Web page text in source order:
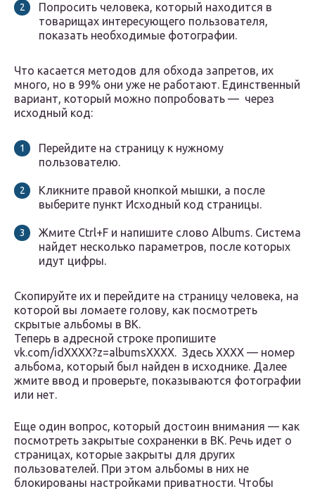
Попросить человека, который находится в
товарищах интересующего пользователя,
показать необходимые фотографии.
Что касается методов для обхода запретов, их
много, но в 99% они уже не работают. Единственный
вариант, который можно попробовать — через
исходный код:
Перейдите на страницу к нужному
пользователю.
Кликните правой кнопкой мышки, а после
выберите пункт Исходный код страницы.
Жмите Ctrl+F и напишите слово Albums. Система
найдет несколько параметров, после которых
идут цифры.
Скопируйте их и перейдите на страницу человека, на
которой вы ломаете голову, как посмотреть
скрытые альбомы в ВК.
Теперь в адресной строке пропишите
vk.com/idXXXX?z=albumsXXXX. Здесь ХХХХ — номер
альбома, который был найден в исходнике. Далее
жмите ввод и проверьте, показываются фотографии
или нет.
Еще один вопрос, который достоин внимания — как
посмотреть закрытые сохраненки в ВК. Речь идет о
страницах, которые закрыты для других
пользователей. При этом альбомы в них не
блокированы настройками приватности. Чтобы